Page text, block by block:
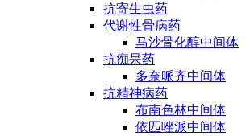
抗寄生虫药
代谢性骨病药
马沙骨化醇中间体
抗痴呆药
多奈哌齐中间体
抗精神病药
布南色林中间体
依匹唑派中间体